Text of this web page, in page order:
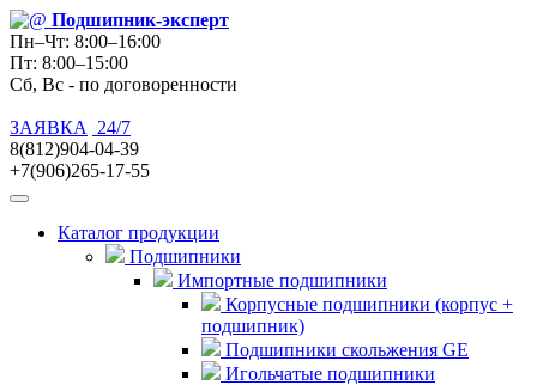
Подшипник-эксперт
Пн–Чт: 8:00–16:00
Пт: 8:00–15:00
Сб, Вс - по договоренности
ЗАЯВКА
24/7
8(812)904-04-39
+7(906)265-17-55
Каталог продукции
Подшипники
Импортные подшипники
Корпусные подшипники (корпус +
подшипник)
Подшипники скольжения GE
Игольчатые подшипники